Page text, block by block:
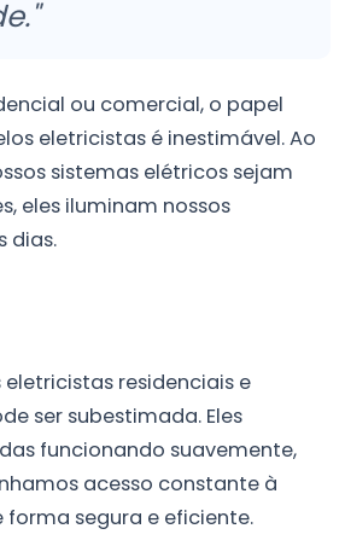
ou comercial, o papel
eletricistas é inestimável. Ao
sistemas elétricos sejam
eles iluminam nossos
dias.
residenciais e
ser subestimada. Eles
funcionando suavemente,
acesso constante à
segura e eficiente.